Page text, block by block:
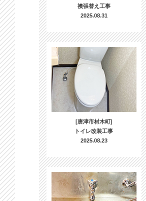
襖張替え工事
2025.08.31
[唐津市材木町]
トイレ改装工事
2025.08.23